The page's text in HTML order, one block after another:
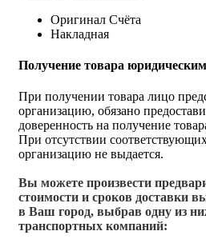
Оригинал Счёта
Накладная
Получение товара
При получении товара лицо
организацию, обязано
доверенность на получение
При отсутствии
организацию не выдается.
Вы можете произвести
стоимости и сроков доставки
в Ваш город, выбрав одну из
транспортных компаний: